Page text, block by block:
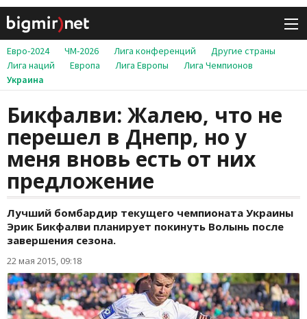
Евро-2024 ЧМ-2026 Лига конференций
Другие страны
Лига наций
Европа Лига Европы
Лига Чемпионов
Украина
Бикфалви: Жалею, что не
перешел в Днепр, но у
меня вновь есть от них
предложение
Лучший бомбардир текущего чемпионата Украины
Эрик Бикфалви планирует покинуть Волынь после
завершения сезона.
22 мая 2015, 09:18